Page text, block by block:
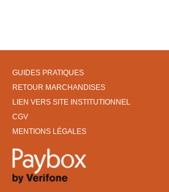
GUIDES PRATIQUES
RETOUR MARCHANDISES
LIEN VERS SITE INSTITUTIONNEL
CGV
MENTIONS LÉGALES